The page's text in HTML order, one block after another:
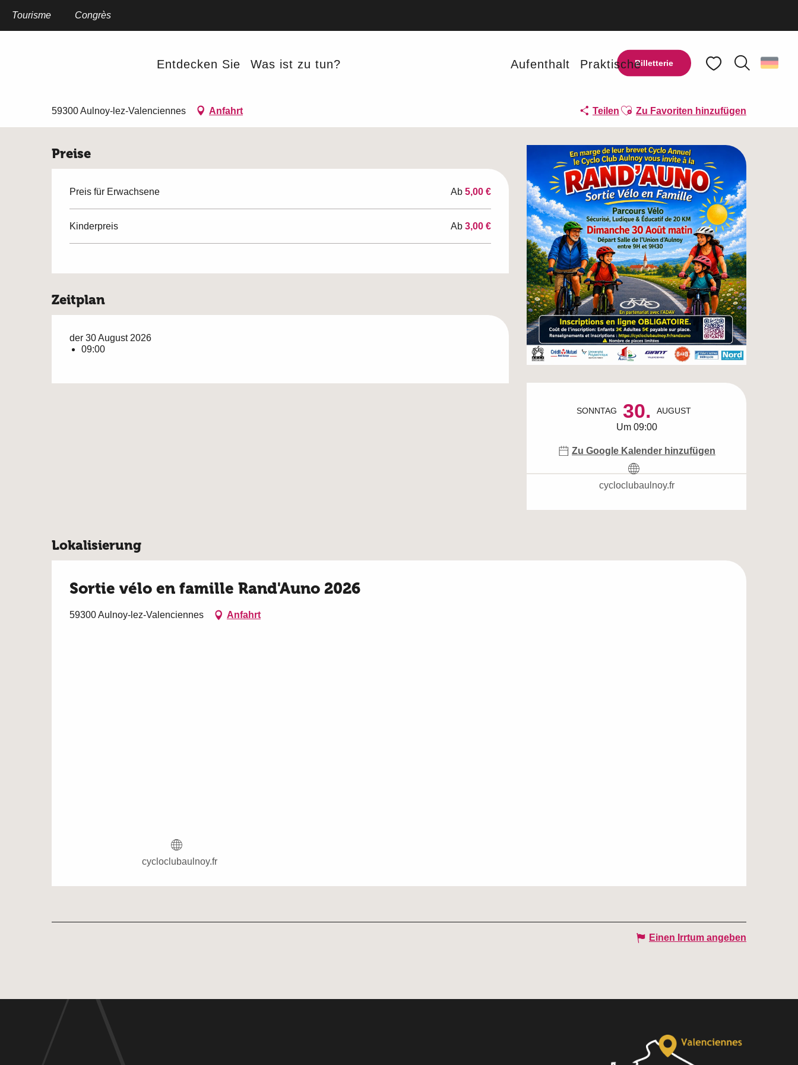
Billetterie
Tourisme Congrès
Entdecken Sie Was ist zu tun? Aufenthalt Praktische
Startseite Sortie vélo en famille Rand'Auno 2026
Sortie vélo en famille Rand'Auno 2026
59300 Aulnoy-lez-Valenciennes Anfahrt Teilen Ajouter aux favoris
Zu Favoriten hinzufügen
Öffnungszeiten &
SONNTAG 30. AUGUST
Um 09:00
Zu Google Kalender hinzufügen
cycloclubaulnoy.fr
Preise
Preis für Erwachsene Ab5,00 €
Kinderpreis Ab3,00 €
Zeitplan
der 30 August 2026
09:00
Lokalisierung
Sortie vélo en famille Rand'Auno 2026
59300 Aulnoy-lez-Valenciennes Anfahrt
cycloclubaulnoy.fr
Einen Irrtum angeben